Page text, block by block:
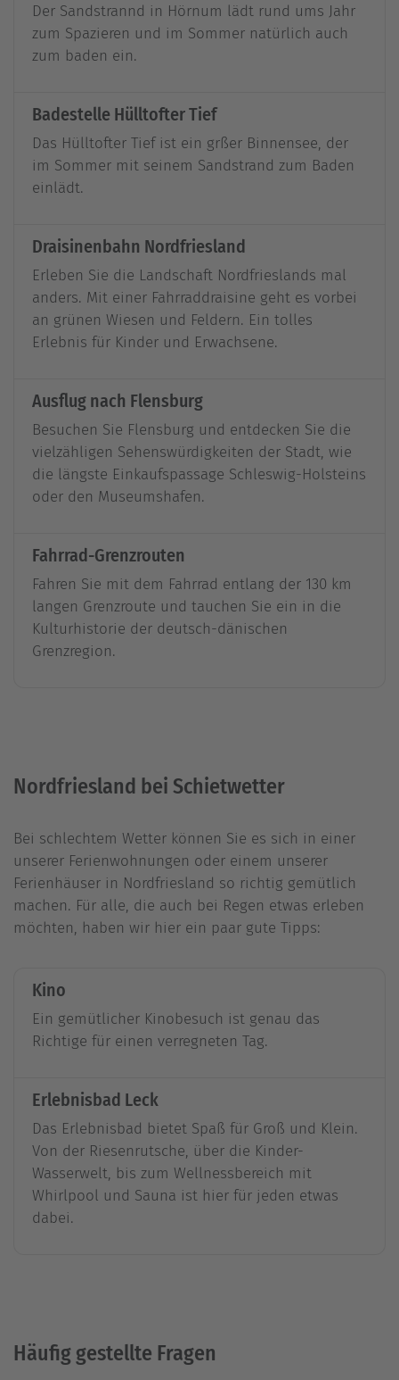
Der Sandstrannd in Hörnum lädt rund ums Jahr
zum Spazieren und im Sommer natürlich auch
zum baden ein.
Badestelle Hülltofter Tief
Das Hülltofter Tief ist ein grßer Binnensee, der
im Sommer mit seinem Sandstrand zum Baden
einlädt.
Draisinenbahn Nordfriesland
Erleben Sie die Landschaft Nordfrieslands mal
anders. Mit einer Fahrraddraisine geht es vorbei
an grünen Wiesen und Feldern. Ein tolles
Erlebnis für Kinder und Erwachsene.
Ausflug nach Flensburg
Besuchen Sie Flensburg und entdecken Sie die
vielzähligen Sehenswürdigkeiten der Stadt, wie
die längste Einkaufspassage Schleswig-Holsteins
oder den Museumshafen.
Fahrrad-Grenzrouten
Fahren Sie mit dem Fahrrad entlang der 130 km
langen Grenzroute und tauchen Sie ein in die
Kulturhistorie der deutsch-dänischen
Grenzregion.
Nordfriesland bei Schietwetter
Bei schlechtem Wetter können Sie es sich in einer
unserer Ferienwohnungen oder einem unserer
Ferienhäuser in Nordfriesland so richtig gemütlich
machen. Für alle, die auch bei Regen etwas erleben
möchten, haben wir hier ein paar gute Tipps:
Kino
Ein gemütlicher Kinobesuch ist genau das
Richtige für einen verregneten Tag.
Erlebnisbad Leck
Das Erlebnisbad bietet Spaß für Groß und Klein.
Von der Riesenrutsche, über die Kinder-
Wasserwelt, bis zum Wellnessbereich mit
Whirlpool und Sauna ist hier für jeden etwas
dabei.
Häufig gestellte Fragen